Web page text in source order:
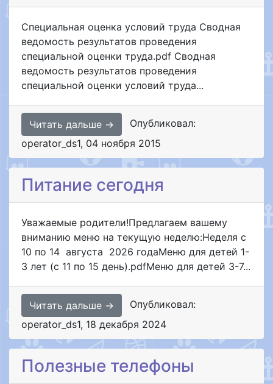
Специальная оценка условий труда Сводная
ведомость результатов проведения
специальной оценки труда.pdf Сводная
ведомость результатов проведения
специальной оценки условий труда...
Читать дальше →
Опубликовал:
operator_ds1, 04 ноября 2015
Питание сегодня
Уважаемые родители!Предлагаем вашему
вниманию меню на текущую неделю:Неделя с
10 по 14 августа 2026 годаМеню для детей 1-
3 лет (с 11 по 15 день).pdfМеню для детей 3-7...
Читать дальше →
Опубликовал:
operator_ds1, 18 декабря 2024
Полезные телефоны